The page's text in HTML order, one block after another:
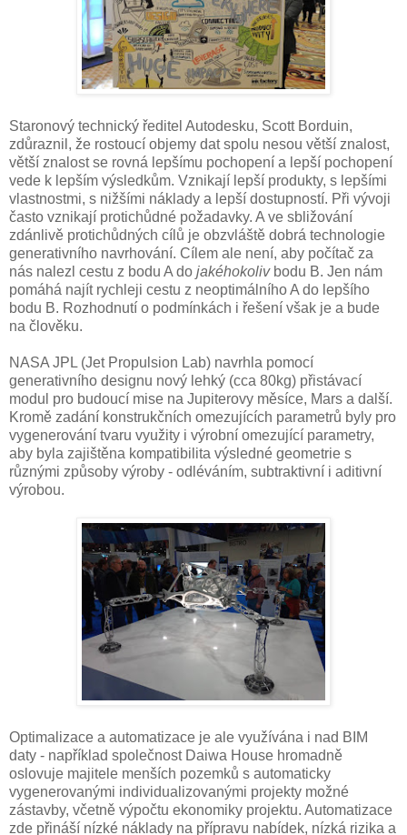
Staronový technický ředitel Autodesku, Scott Borduin,
zdůraznil, že rostoucí objemy dat spolu nesou větší znalost,
větší znalost se rovná lepšímu pochopení a lepší pochopení
vede k lepším výsledkům. Vznikají lepší produkty, s lepšími
vlastnostmi, s nižšími náklady a lepší dostupností. Při vývoji
často vznikají protichůdné požadavky. A ve sbližování
zdánlivě protichůdných cílů je obzvláště dobrá technologie
generativního navrhování. Cílem ale není, aby počítač za
nás nalezl cestu z bodu A do jakéhokolivbodu B. Jen nám
pomáhá najít rychleji cestu z neoptimálního A do lepšího
bodu B. Rozhodnutí o podmínkách i řešení však je a bude
na člověku.
NASA JPL (Jet Propulsion Lab) navrhla pomocí
generativního designu nový lehký (cca 80kg) přistávací
modul pro budoucí mise na Jupiterovy měsíce, Mars a další.
Kromě zadání konstrukčních omezujících parametrů byly pro
vygenerování tvaru využity i výrobní omezující parametry,
aby byla zajištěna kompatibilita výsledné geometrie s
různými způsoby výroby - odléváním, subtraktivní i aditivní
výrobou.
Optimalizace a automatizace je ale využívána i nad BIM
daty - například společnost Daiwa House hromadně
oslovuje majitele menších pozemků s automaticky
vygenerovanými individualizovanými projekty možné
zástavby, včetně výpočtu ekonomiky projektu. Automatizace
zde přináší nízké náklady na přípravu nabídek, nízká rizika a